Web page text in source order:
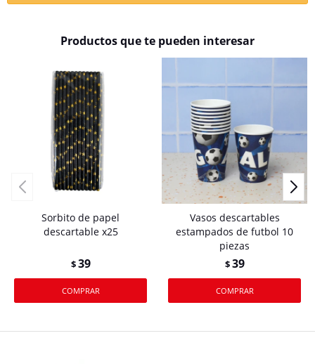
Productos que te pueden interesar
Sorbito de papel
descartable x25
$39
Vasos descartables
estampados de futbol 10
piezas
$39